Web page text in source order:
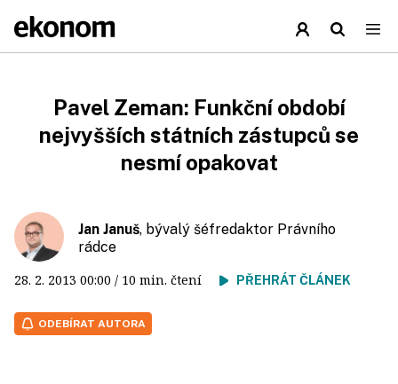
Pavel Zeman: Funkční období
nejvyšších státních zástupců se
nesmí opakovat
Jan Januš, bývalý šéfredaktor Právního
rádce
28. 2. 2013 00:00 / 10 min. čtení PŘEHRÁT ČLÁNEK
ODEBÍRAT AUTORA